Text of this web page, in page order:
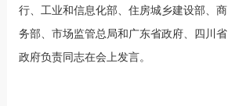
行、工业和信息化部、住房城乡建设部、商
务部、市场监管总局和广东省政府、四川省
政府负责同志在会上发言。